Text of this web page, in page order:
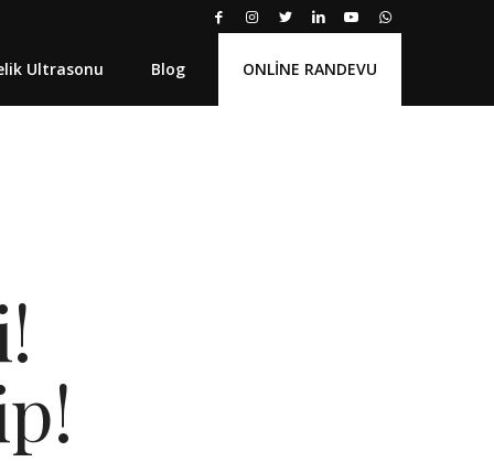
Ultrasonu Blog ONLİNE RANDEVU